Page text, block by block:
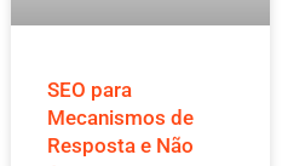
SEO para
Mecanismos de
Resposta e Não